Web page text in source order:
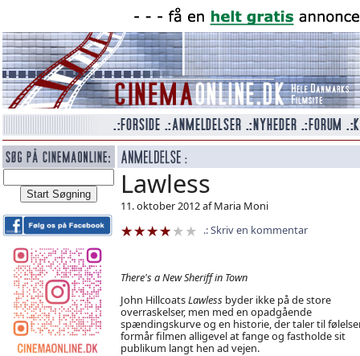
Lawless
11. oktober 2012 af Maria Moni
Skriv en kommentar
There's a New Sheriff in Town
John HillcoatsLawless byder ikke på de store
overraskelser, men med en opadgående
spændingskurve og en historie, der taler til
formår filmen alligevel at fange og fastholde sit
publikum langt hen ad vejen.